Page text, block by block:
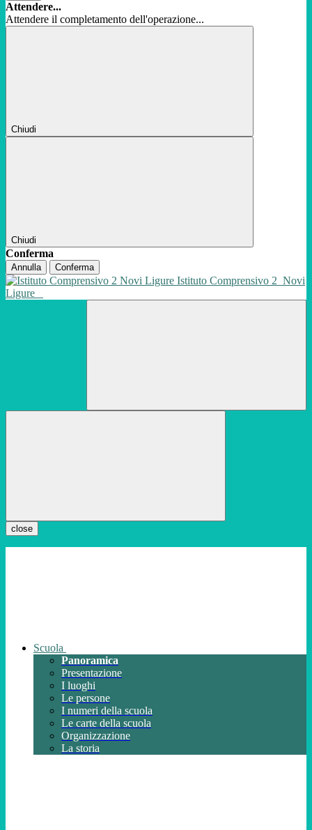
Attendere...
Attendere il completamento dell'operazione...
Chiudi
Chiudi
Conferma
Annulla Conferma
Istituto Comprensivo 2 Novi
Ligure
close
Scuola
Panoramica
Presentazione
I luoghi
Le persone
I numeri della scuola
Le carte della scuola
Organizzazione
La storia